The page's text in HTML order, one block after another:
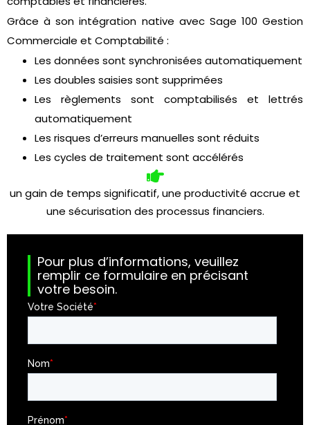
Grâce à son intégration native avec Sage 100 Gestion
Commerciale et Comptabilité :
Les données sont synchronisées automatiquement
Les doubles saisies sont supprimées
Les règlements sont comptabilisés et lettrés
automatiquement
Les risques d’erreurs manuelles sont réduits
Les cycles de traitement sont accélérés
un gain de temps significatif, une productivité accrue et
une sécurisation des processus financiers.
Pour plus d’informations, veuillez
remplir ce formulaire en précisant
votre besoin.